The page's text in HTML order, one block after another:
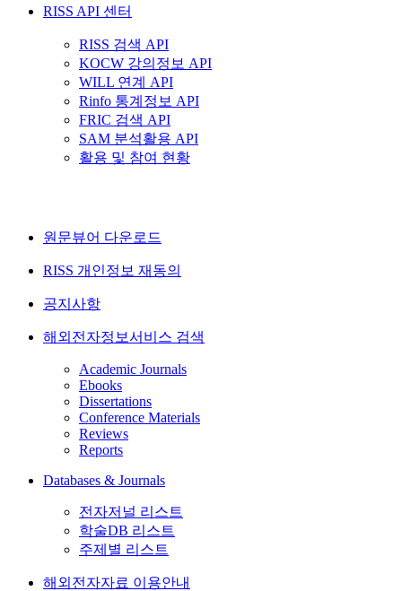
RISS API 센터
RISS 검색 API
KOCW 강의정보 API
WILL 연계 API
Rinfo 통계정보 API
FRIC 검색 API
SAM 분석활용 API
활용 및 참여 현황
원문뷰어 다운로드
RISS 개인정보 재동의
공지사항
해외전자정보서비스 검색
Academic Journals
Ebooks
Dissertations
Conference Materials
Reviews
Reports
Databases & Journals
전자저널 리스트
학술DB 리스트
주제별 리스트
해외전자자료 이용안내